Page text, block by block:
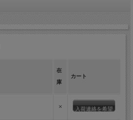
在
庫
カート
× 入荷連絡を希望